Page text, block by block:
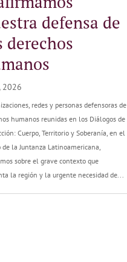
defensa de
derechos
2026
redes y personas defensoras de
humanos reunidas en los Diálogos de
Cuerpo, Territorio y Soberanía, en el
de la Juntanza Latinoamericana,
sobre el grave contexto que
la región y la urgente necesidad de...